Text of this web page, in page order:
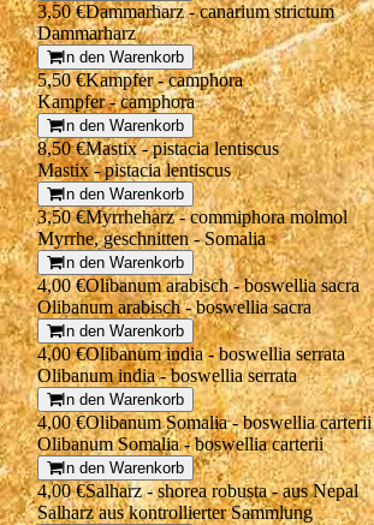
3,50 €Dammarharz - canarium strictum
Dammarharz
In den Warenkorb
5,50 €Kampfer - camphora
Kampfer - camphora
In den Warenkorb
8,50 €Mastix - pistacia lentiscus
Mastix - pistacia lentiscus
In den Warenkorb
3,50 €Myrrheharz - commiphora molmol
Myrrhe, geschnitten - Somalia
In den Warenkorb
4,00 €Olibanum arabisch - boswellia sacra
Olibanum arabisch - boswellia sacra
In den Warenkorb
4,00 €Olibanum india - boswellia serrata
Olibanum india - boswellia serrata
In den Warenkorb
4,00 €Olibanum Somalia - boswellia carterii
Olibanum Somalia - boswellia carterii
In den Warenkorb
4,00 €Salharz - shorea robusta - aus Nepal
Salharz aus kontrollierter Sammlung